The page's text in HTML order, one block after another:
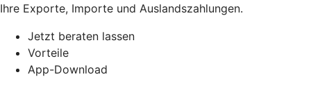
Ihre Exporte, Importe und Auslandszahlungen.
Jetzt beraten lassen
Vorteile
App-Download